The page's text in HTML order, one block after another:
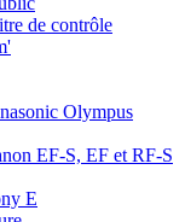
de contrôle
Olympus
EF-S, EF et RF-S
E